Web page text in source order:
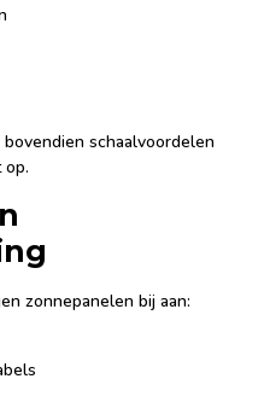
schaalvoordelen
zonnepanelen bij aan: